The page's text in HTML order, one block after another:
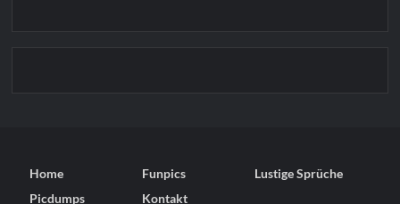
Home Funpics
Lustige Sprüche
Picdumps
Kontakt